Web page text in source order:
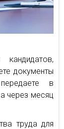
документы
в
через месяц
труда для